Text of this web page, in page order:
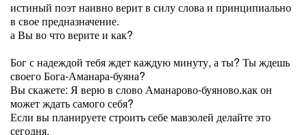
истиный поэт наивно верит в силу слова и принципиально
в свое предназначение.
а Вы во что верите и как?
Бог с надеждой тебя ждет каждую минуту, а ты? Ты ждешь
своего Бога-Аманара-буяна?
Вы скажете: Я верю в слово Аманарово-буяново.как он
может ждать самого себя?
Если вы планируете строить себе мавзолей делайте это
сегодня.